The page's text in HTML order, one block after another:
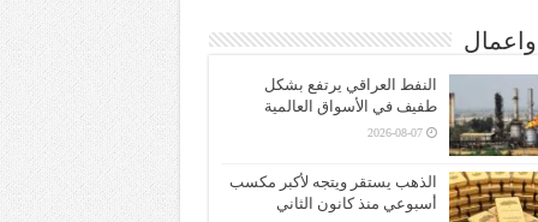
النفط العراقي يرتفع بشكل
طفيف في الأسواق العالمية
2026-08-07
الذهب يستقر ويتجه لأكبر مكسب
أسبوعي منذ كانون الثاني